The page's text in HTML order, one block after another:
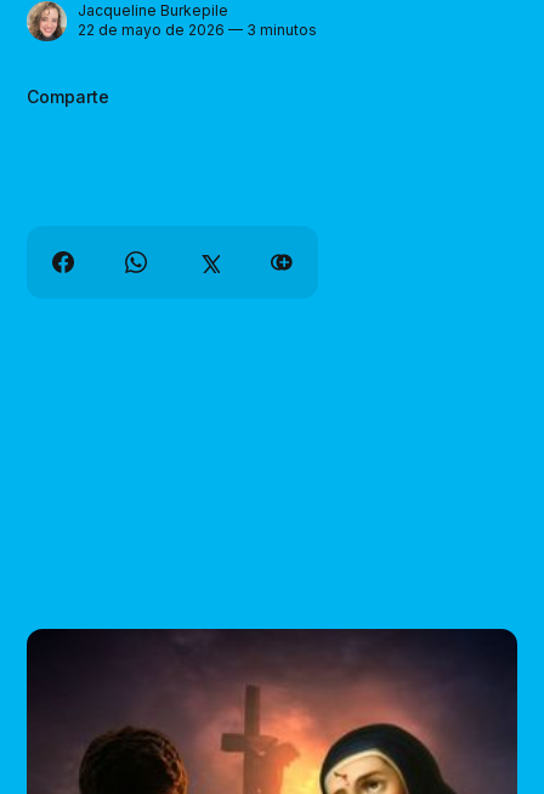
Jacqueline Burkepile
22 de mayo de 2026 — 3 minutos
Comparte